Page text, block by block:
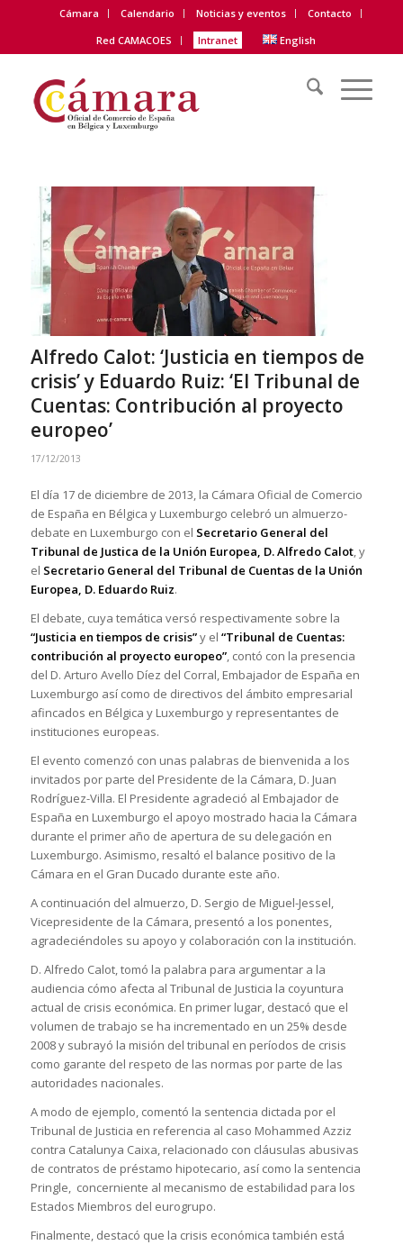
Cámara Calendario Noticias y eventos
Contacto
Red CAMACOES
Intranet English
Alfredo Calot: ‘Justicia en tiempos de
crisis’ y Eduardo Ruiz: ‘El Tribunal de
Cuentas: Contribución al proyecto
europeo’
17/12/2013
El día 17 de diciembre de 2013, la Cámara Oficial de Comercio
de España en Bélgica y Luxemburgo celebró un almuerzo-
debate en Luxemburgo con el Secretario General del
Tribunal de Justica de la Unión Europea, D. Alfredo Calot, y
el Secretario General del Tribunal de Cuentas de la Unión
Europea, D. Eduardo Ruiz.
El debate, cuya temática versó respectivamente sobre la
“Justicia en tiempos de crisis”y el “Tribunal de Cuentas:
contribución al proyecto europeo”, contó con la presencia
del D. Arturo Avello Díez del Corral, Embajador de España en
Luxemburgo así como de directivos del ámbito empresarial
afincados en Bélgica y Luxemburgo y representantes de
instituciones europeas.
El evento comenzó con unas palabras de bienvenida a los
invitados por parte del Presidente de la Cámara, D. Juan
Rodríguez-Villa. El Presidente agradeció al Embajador de
España en Luxemburgo el apoyo mostrado hacia la Cámara
durante el primer año de apertura de su delegación en
Luxemburgo. Asimismo, resaltó el balance positivo de la
Cámara en el Gran Ducado durante este año.
A continuación del almuerzo, D. Sergio de Miguel-Jessel,
Vicepresidente de la Cámara, presentó a los ponentes,
agradeciéndoles su apoyo y colaboración con la institución.
D. Alfredo Calot, tomó la palabra para argumentar a la
audiencia cómo afecta al Tribunal de Justicia la coyuntura
actual de crisis económica. En primer lugar, destacó que el
volumen de trabajo se ha incrementado en un 25% desde
2008 y subrayó la misión del tribunal en períodos de crisis
como garante del respeto de las normas por parte de las
autoridades nacionales.
A modo de ejemplo, comentó la sentencia dictada por el
Tribunal de Justicia en referencia al caso Mohammed Azziz
contra Catalunya Caixa, relacionado con cláusulas abusivas
de contratos de préstamo hipotecario, así como la sentencia
Pringle, concerniente al mecanismo de estabilidad para los
Estados Miembros del eurogrupo.
Finalmente, destacó que la crisis económica también está